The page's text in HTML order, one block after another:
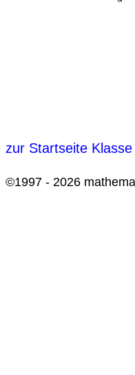
zur Startseite Klasse
©1997 - 2026